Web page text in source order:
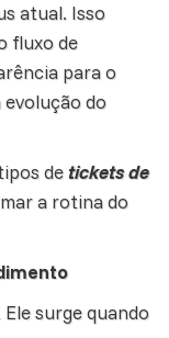
atual. Isso
fluxo de
para o
do
de tickets de
a rotina do
surge quando